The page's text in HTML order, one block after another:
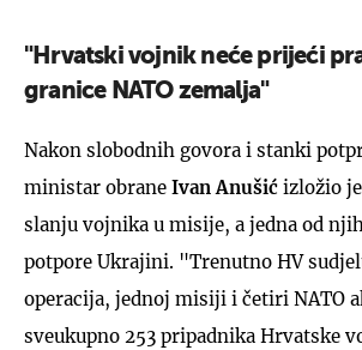
"Hrvatski vojnik neće prijeći
granice NATO zemalja"
Nakon slobodnih govora i stanki
ministar obrane Ivan Anušić izložio
slanju vojnika u misije, a jedna od
potpore Ukrajini. "Trenutno HV
operacija, jednoj misiji i četiri NATO
sveukupno 253 pripadnika Hrvatske